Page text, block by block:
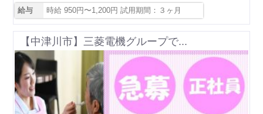
給与 時給 950円〜1,200円 試用期間：３ヶ月
【中津川市】三菱電機グループで...